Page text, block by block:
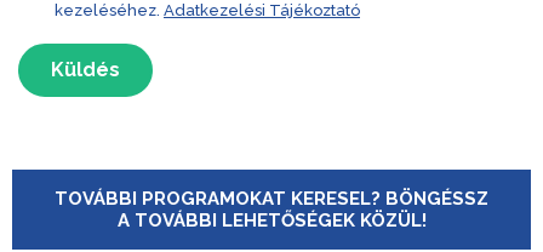
kezeléséhez. Adatkezelési Tájékoztató
Küldés
TOVÁBBI PROGRAMOKAT KERESEL? BÖNGÉSSZ
A TOVÁBBI LEHETŐSÉGEK KÖZÜL!